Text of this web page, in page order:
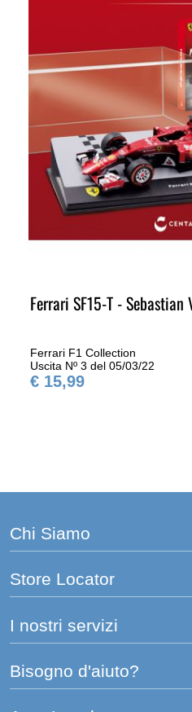
Ferrari SF15-T -
Ferrari F1 Collection
Uscita Nº 3 del 05/03/22
€ 15,99
Chi Siamo
Store Locator
I nostri servizi
Bisogno d'aiuto?